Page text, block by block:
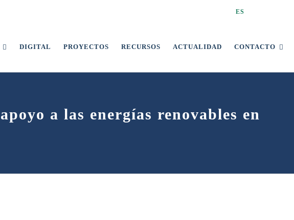
ES
DIGITAL PROYECTOS RECURSOS ACTUALIDAD CONTACTO
a las energías renovables en